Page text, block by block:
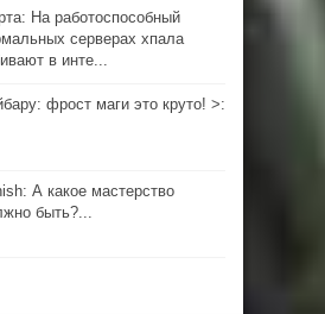
На работоспособный
серверах хпала
в инте...
фрост маги это круто! >:
А какое мастерство
быть?...